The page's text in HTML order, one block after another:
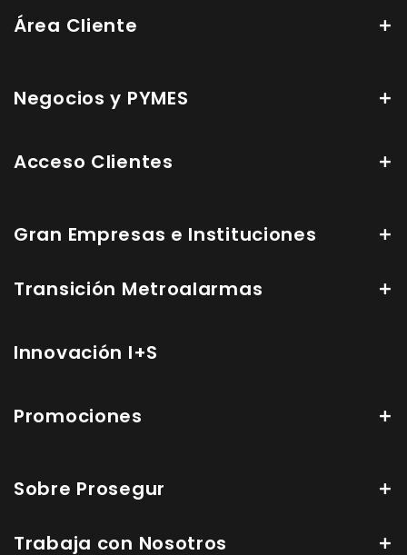
Área Cliente
Negocios y PYMES
Acceso Clientes
Gran Empresas e Instituciones
Transición Metroalarmas
Innovación I+S
Promociones
Sobre Prosegur
Trabaja con Nosotros